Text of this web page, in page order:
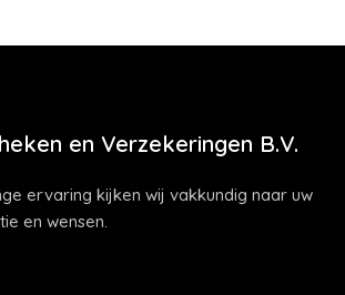
en Verzekeringen B.V.
ervaring kijken wij vakkundig naar uw
en wensen.